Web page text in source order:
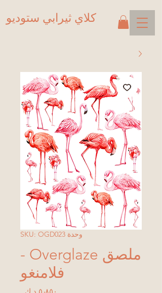
كلاي ثيرابي ستوديو
وحدة SKU: OGD023
ملصق Overglaze -
فلامنغو